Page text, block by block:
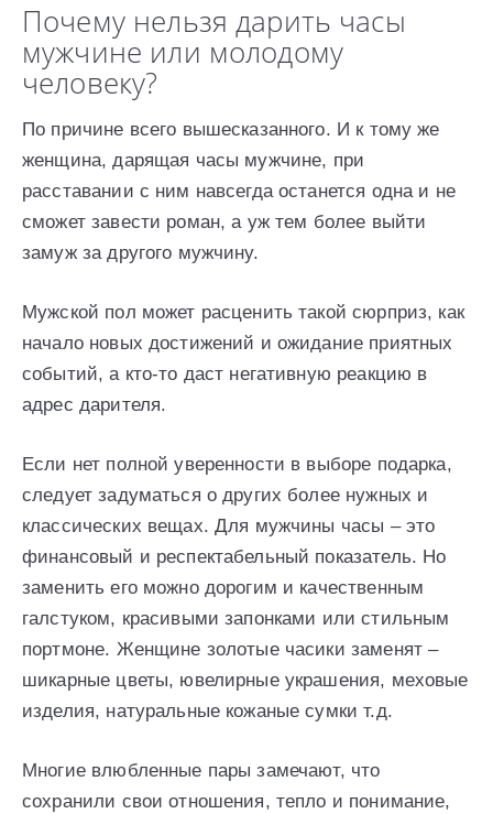
Почему нельзя дарить часы
мужчине или молодому
человеку?
По причине всего вышесказанного. И к тому же
женщина, дарящая часы мужчине, при
расставании с ним навсегда останется одна и не
сможет завести роман, а уж тем более выйти
замуж за другого мужчину.
Мужской пол может расценить такой сюрприз, как
начало новых достижений и ожидание приятных
событий, а кто-то даст негативную реакцию в
адрес дарителя.
Если нет полной уверенности в выборе подарка,
следует задуматься о других более нужных и
классических вещах. Для мужчины часы – это
финансовый и респектабельный показатель. Но
заменить его можно дорогим и качественным
галстуком, красивыми запонками или стильным
портмоне. Женщине золотые часики заменят –
шикарные цветы, ювелирные украшения, меховые
изделия, натуральные кожаные сумки т.д.
Многие влюбленные пары замечают, что
сохранили свои отношения, тепло и понимание,